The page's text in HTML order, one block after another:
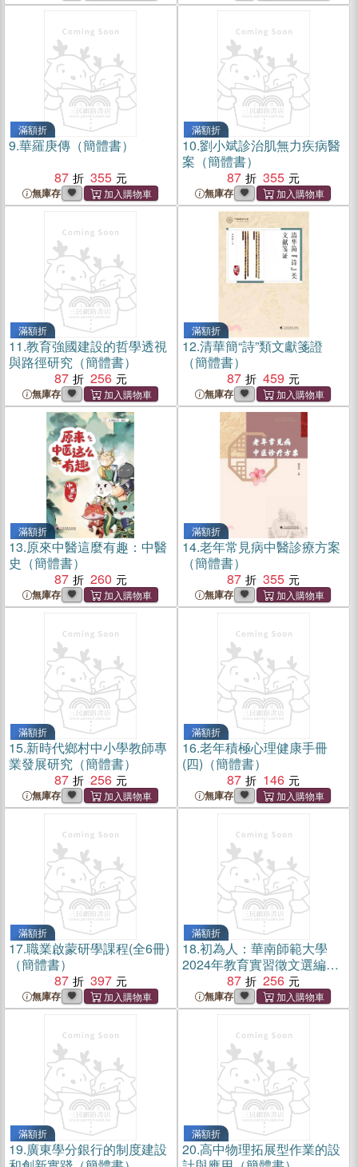
滿額折
9.華羅庚傳（簡體書）
87
355
無庫存
滿額折
10.劉小斌診治肌無力疾病醫
案（簡體書）
87
355
無庫存
滿額折
11.教育強國建設的哲學透視
與路徑研究（簡體書）
87
256
無庫存
滿額折
12.清華簡“詩”類文獻箋證
（簡體書）
87
459
無庫存
滿額折
13.原來中醫這麼有趣：中醫
史（簡體書）
87
260
無庫存
滿額折
14.老年常見病中醫診療方案
（簡體書）
87
355
無庫存
滿額折
15.新時代鄉村中小學教師專
業發展研究（簡體書）
87
256
無庫存
滿額折
16.老年積極心理健康手冊
(四)（簡體書）
87
146
無庫存
滿額折
17.職業啟蒙研學課程(全6冊)
（簡體書）
87
397
無庫存
滿額折
18.初為人：華南師範大學
2024年教育實習徵文選編
（簡體書）
87 256
無庫存
滿額折
19.廣東學分銀行的制度建設
滿額折
20.高中物理拓展型作業的設